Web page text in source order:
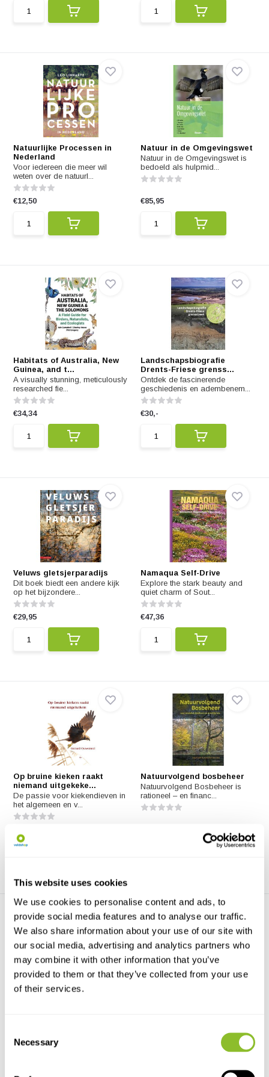
This website uses cookies
We use cookies to personalise content and ads, to
provide social media features and to analyse our traffic.
We also share information about your use of our site with
our social media, advertising and analytics partners who
may combine it with other information that you’ve
provided to them or that they’ve collected from your use
of their services.
Selection
Necessary
Natuurlijke Processen in
Nederland
Voor iedereen die meer wil
weten over de natuurl...
€12,50
Natuur in de Omgevingswet
Natuur in de Omgevingswet is
bedoeld als hulpmid...
€85,95
Habitats of Australia, New
Guinea, and t...
A visually stunning, meticulously
researched fie...
€34,34
Landschapsbiografie
Drents-Friese grenss...
Ontdek de fascinerende
geschiedenis en adembenem...
€30,-
Veluws gletsjerparadijs
Dit boek biedt een andere kijk
op het bijzondere...
€29,95
Namaqua Self-Drive
Explore the stark beauty and
quiet charm of Sout...
€47,36
Op bruine kieken raakt
niemand uitgekeke...
De passie voor kiekendieven in
het algemeen en v...
Natuurvolgend bosbeheer
Natuurvolgend Bosbeheer is
rationeel – en financ...
Mythopedia
€17,64